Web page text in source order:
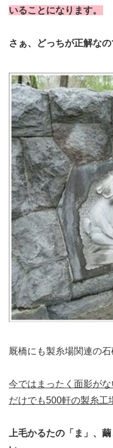
いることになります。
さぁ、どっちが正解なの
厩橋にも製糸場関連の石
今ではまったく面影が
だけでも500軒の製糸工
上毛かるたの「ま」、